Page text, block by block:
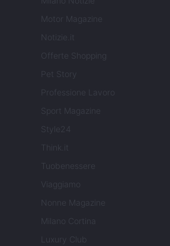
Motor Magazine
Notizie.it
Offerte Shopping
Pet Story
Professione Lavoro
Sport Magazine
Style24
Think.it
Tuobenessere
Viaggiamo
Nonne Magazine
Milano Cortina
Luxury Club